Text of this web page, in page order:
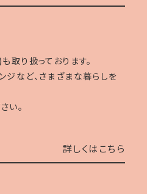
取り扱っております。
ジなど、さまざまな暮らしを
い。
詳しくはこちら